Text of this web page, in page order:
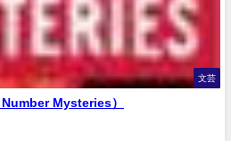
文芸
Number Mysteries）